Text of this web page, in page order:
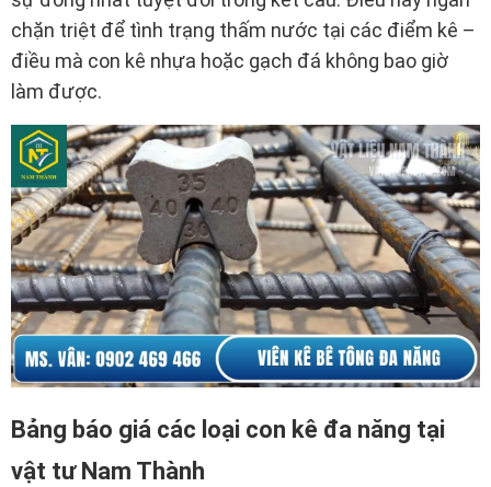
chặn triệt để tình trạng thấm nước tại các điểm kê –
điều mà con kê nhựa hoặc gạch đá không bao giờ
làm được.
Bảng báo giá các loại con kê đa năng tại
vật tư Nam Thành